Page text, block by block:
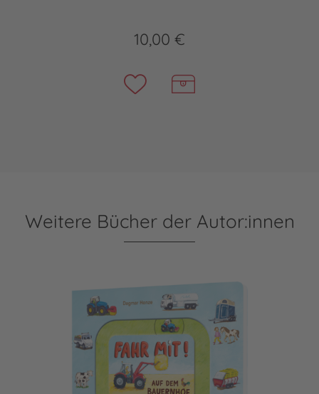
10,00 €
Weitere Bücher der Autor:innen
Meine Schiebebahn-Pappe (Soundbuch): Fahr mit auf